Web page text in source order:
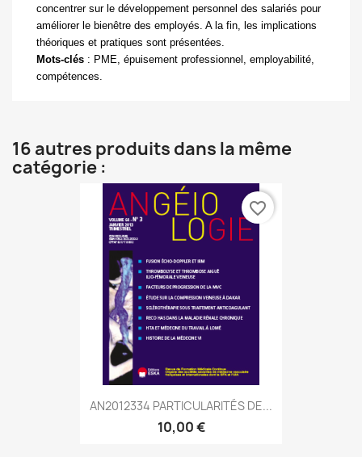
concentrer sur le développement personnel des salariés pour
améliorer le bienêtre des employés. A la fin, les implications
théoriques et pratiques sont présentées.
Mots-clés : PME, épuisement professionnel, employabilité,
compétences.
16 autres produits dans la même
catégorie :
AN2012334 PARTICULARITÉS DE...
10,00 €
favorite_border